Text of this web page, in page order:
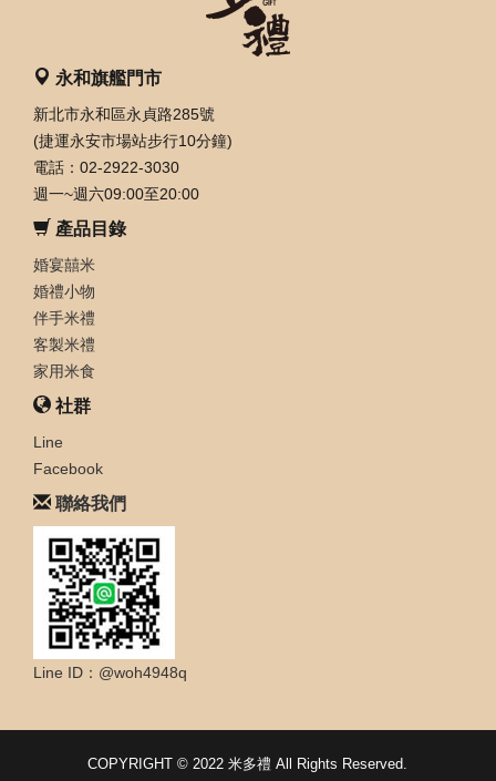
永和旗艦門市
新北市永和區永貞路285號
(捷運永安市場站步行10分鐘)
電話：02-2922-3030
週一~週六09:00至20:00
產品目錄
婚宴囍米
婚禮小物
伴手米禮
客製米禮
家用米食
社群
Line
Facebook
聯絡我們
Line ID：@woh4948q
COPYRIGHT © 2022 米多禮 All Rights Reserved.